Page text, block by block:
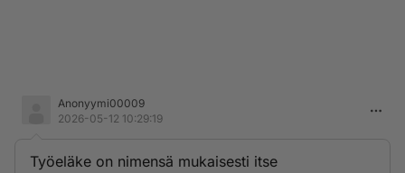
Anonyymi00009
2026-05-12 10:29:19
Työeläke on nimensä mukaisesti itse